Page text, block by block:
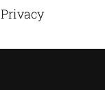
Privacy